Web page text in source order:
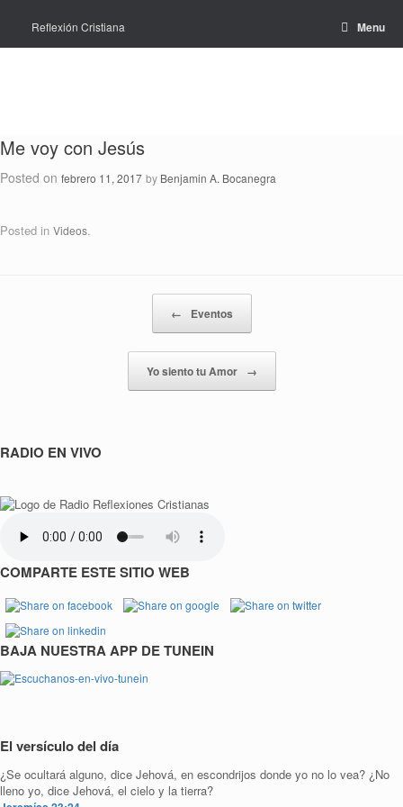
content
Reflexión Cristiana Menu
Me voy con Jesús
Posted on febrero 11, 2017 by Benjamin A. Bocanegra
Posted in Videos.
Post navigation
← Eventos
Yo siento tu Amor →
RADIO EN VIVO
COMPARTE ESTE SITIO WEB
BAJA NUESTRA APP DE TUNEIN
El versículo del día
¿Se ocultará alguno, dice Jehová, en escondrijos donde yo no lo vea? ¿No
lleno yo, dice Jehová, el cielo y la tierra?